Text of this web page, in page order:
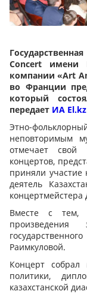
Concert имени
компании «Art
во Франции
который
передает ИА Еl.kz
Этно-
неповторимым
отмечает
концертов,
приняли участие
деятель
Вместе с тем,
произведения
Раимкуловой.
Концерт собрал
политики,
казахстанской